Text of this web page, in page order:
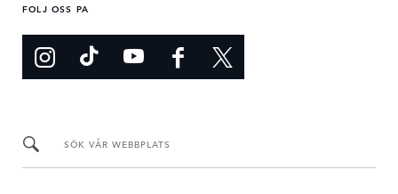
FOLJ OSS PA
SÖK VÅR WEBBPLATS